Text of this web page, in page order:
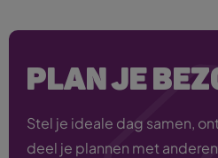
PLAN JE
Stel je ideale dag samen,
deel je plannen met